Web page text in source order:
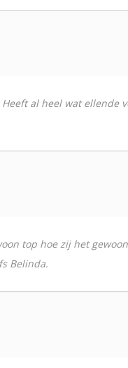
al heel wat ellende
top hoe zij het
Belinda.